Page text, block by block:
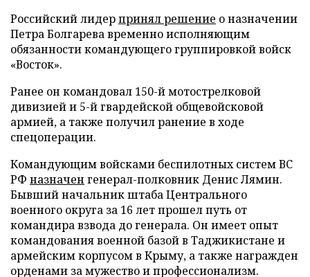
Российский лидерпринял решение о назначении
Петра Болгарева временно исполняющим
обязанности командующего группировкой войск
«Восток».
Ранее он командовал 150-й мотострелковой
дивизией и 5-й гвардейской общевойсковой
армией, а также получил ранение в ходе
спецоперации.
Командующим войсками беспилотных систем ВС
РФ назначен генерал-полковник Денис Лямин.
Бывший начальник штаба Центрального
военного округа за 16 лет прошел путь от
командира взвода до генерала. Он имеет опыт
командования военной базой в Таджикистане и
армейским корпусом в Крыму, а также награжден
орденами за мужество и профессионализм.